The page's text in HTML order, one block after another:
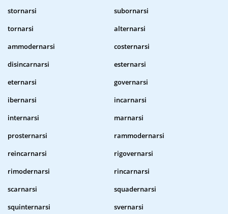
stornarsi
subornarsi
tornarsi
alternarsi
ammodernarsi
costernarsi
disincarnarsi
esternarsi
eternarsi
governarsi
ibernarsi
incarnarsi
internarsi
marnarsi
prosternarsi
rammodernarsi
reincarnarsi
rigovernarsi
rimodernarsi
rincarnarsi
scarnarsi
squadernarsi
squinternarsi
svernarsi